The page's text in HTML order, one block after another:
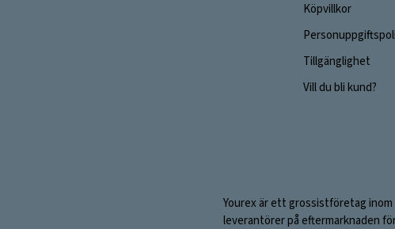
Köpvillkor
Tillgänglighet
Vill du bli kund?
Yourex är ett grossistföretag inom
leverantörer på eftermarknaden